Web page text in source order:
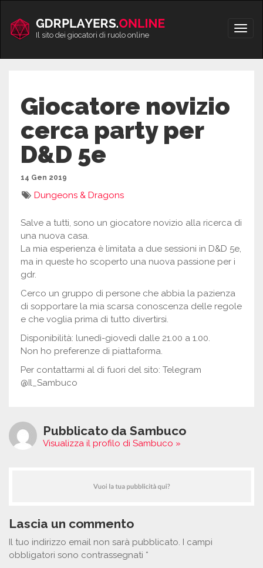
contenuto
Apri/
Il sito dei giocatori di ruolo online
Giocatore novizio
cerca party per
D&D 5e
14 Gen 2019
Dungeons & Dragons
Salve a tutti, sono un giocatore novizio alla ricerca di
una nuova casa.
La mia esperienza è limitata a due sessioni in D&D 5e,
ma in queste ho scoperto una nuova passione per i
gdr.
Cerco un gruppo di persone che abbia la pazienza
di sopportare la mia scarsa conoscenza delle regole
e che voglia prima di tutto divertirsi.
Disponibilità: lunedì-giovedì dalle 21.00 a 1.00.
Non ho preferenze di piattaforma.
Per contattarmi al di fuori del sito: Telegram
@Il_Sambuco
Pubblicato da Sambuco
Visualizza il profilo di Sambuco »
Lascia un commento
Il tuo indirizzo email non sarà pubblicato. I campi
obbligatori sono contrassegnati *